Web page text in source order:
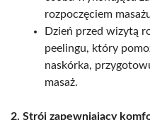
rozpoczęciem
Dzień przed wizytą
peelingu, który
naskórka,
masaż.
2. Strój zapewniający